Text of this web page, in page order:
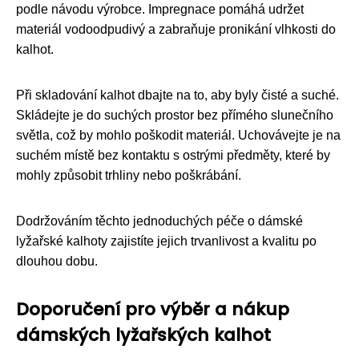
podle návodu výrobce. Impregnace pomáhá udržet
materiál vodoodpudivý a zabraňuje pronikání vlhkosti do
kalhot.
Při skladování kalhot dbajte na to, aby byly čisté a suché.
Skládejte je do suchých prostor bez přímého slunečního
světla, což by mohlo poškodit materiál. Uchovávejte je na
suchém místě bez kontaktu s ostrými předměty, které by
mohly způsobit trhliny nebo poškrábání.
Dodržováním těchto jednoduchých péče o dámské
lyžařské kalhoty zajistíte jejich trvanlivost a kvalitu po
dlouhou dobu.
Doporučení pro výběr a nákup
dámských lyžařských kalhot